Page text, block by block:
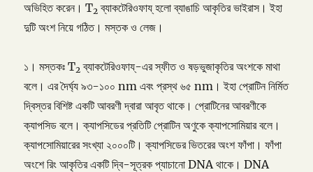
অভিহিত করেন। T2 ব্যাকটেরিওফায্ হলো ব্যাঙাচি আকৃতির ভাইরাস। ইহা
দুটি অংশ নিয়ে গঠিত। মস্তক ও লেজ।
১। মস্তকঃ T2 ব্যাকটেরিওফায্-এর স্ফীত ও ষড়ভুজাকৃতির অংশকে মাথা
বলে। এর দৈর্ঘ্য ৯৩-১০০ nm এবং প্রস্থ ৬৫ nm। ইহা প্রোটিন নির্মিত
দ্বিস্তর বিশিষ্ট একটি আবরণী দ্বারা আবৃত থাকে। প্রোটিনের আবরণীকে
ক্যাপসিড বলে। ক্যাপসিডের প্রতিটি প্রোটিন অণুকে ক্যাপসোমিয়ার বলে।
ক্যাপসোমিয়ারের সংখ্যা ২০০০টি। ক্যাপসিডের ভিতরের অংশ ফাঁপা। ফাঁপা
অংশে রিং আকৃতির একটি দ্বি-সূত্রক প্যাচানো DNA থাকে। DNA